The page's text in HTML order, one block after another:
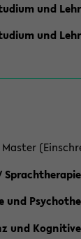
und
und
und
und